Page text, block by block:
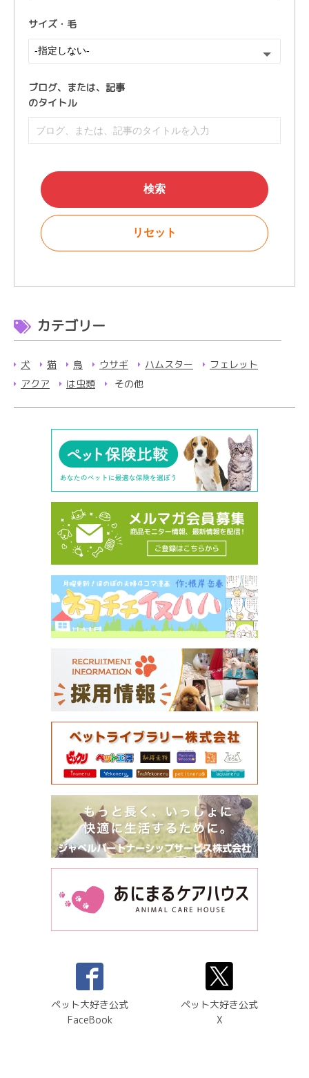
サイズ・毛
ブログ、または、 記事
のタイトル
カテゴリー
犬 猫 鳥 ウサギ ハムスター
フェレット
アクア
は虫類 その他
ペット大好き公式
FaceBook
ペット大好き公式
X